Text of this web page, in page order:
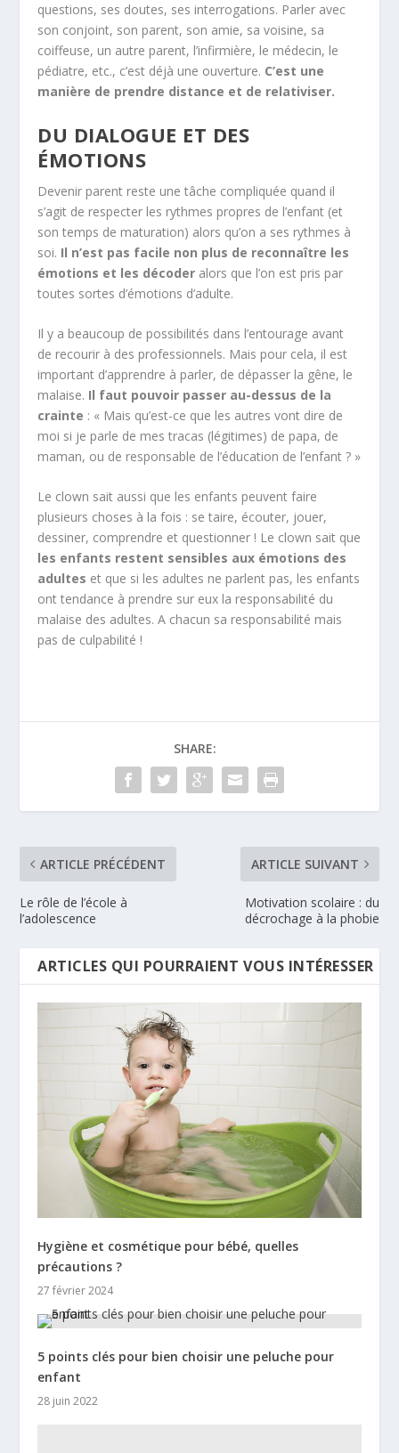
questions, ses doutes, ses interrogations. Parler avec
son conjoint, son parent, son amie, sa voisine, sa
coiffeuse, un autre parent, l’infirmière, le médecin, le
pédiatre, etc., c’est déjà une ouverture. C’est une
manière de prendre distance et de relativiser.
DU DIALOGUE ET DES
ÉMOTIONS
Devenir parent reste une tâche compliquée quand il
s’agit de respecter les rythmes propres de l’enfant (et
son temps de maturation) alors qu’on a ses rythmes à
soi. Il n’est pas facile non plus de reconnaître les
émotions et les décoder alors que l’on est pris par
toutes sortes d’émotions d’adulte.
Il y a beaucoup de possibilités dans l’entourage avant
de recourir à des professionnels. Mais pour cela, il est
important d’apprendre à parler, de dépasser la gêne, le
malaise. Il faut pouvoir passer au-dessus de la
crainte : « Mais qu’est-ce que les autres vont dire de
moi si je parle de mes tracas (légitimes) de papa, de
maman, ou de responsable de l’éducation de l’enfant ? »
Le clown sait aussi que les enfants peuvent faire
plusieurs choses à la fois : se taire, écouter, jouer,
dessiner, comprendre et questionner ! Le clown sait que
les enfants restent sensibles aux émotions des
adultes et que si les adultes ne parlent pas, les enfants
ont tendance à prendre sur eux la responsabilité du
malaise des adultes. A chacun sa responsabilité mais
pas de culpabilité !
SHARE:
ARTICLE PRÉCÉDENT
Le rôle de l’école à
l’adolescence
ARTICLE SUIVANT
Motivation scolaire : du
décrochage à la phobie
ARTICLES QUI POURRAIENT VOUS INTÉRESSER
Hygiène et cosmétique pour bébé, quelles
précautions ?
27 février 2024
5 points clés pour bien choisir une peluche pour
enfant
28 juin 2022